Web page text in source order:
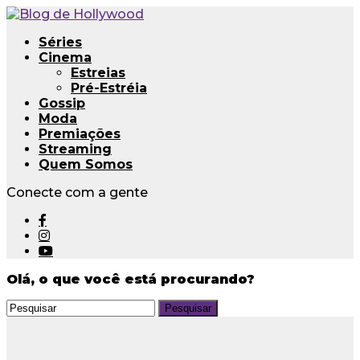
Séries
Cinema
Estreias
Pré-Estréia
Gossip
Moda
Premiações
Streaming
Quem Somos
Conecte com a gente
Olá, o que você está procurando?